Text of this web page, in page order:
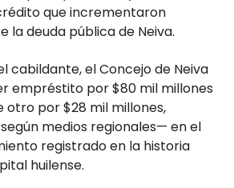
que incrementaron
la deuda pública de Neiva.
cabildante, el Concejo de Neiva
empréstito por $80 mil millones
por $28 mil millones,
medios regionales— en el
registrado en la historia
huilense.